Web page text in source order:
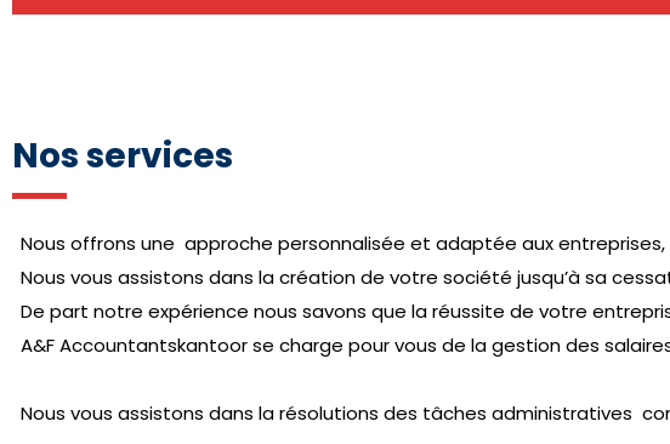
Nos services
Nous offrons une approche personnalisée et adaptée aux entreprises,
Nous vous assistons dans la création de votre société jusqu’à sa
De part notre expérience nous savons que la réussite de votre
A&F Accountantskantoor se charge pour vous de la gestion des
Nous vous assistons dans la résolutions des tâches administratives